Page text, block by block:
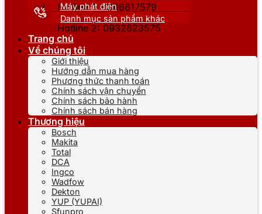
Hotline 1: 0866617579
Hotline 2: 0932623575
Máy phát điện
Danh mục sản phẩm khác
Trang chủ
Về chúng tôi
Giới thiệu
Hướng dẫn mua hàng
Phương thức thanh toán
Chính sách vận chuyển
Chính sách bảo hành
Chính sách bán hàng
Thương hiệu
Bosch
Makita
Total
DCA
Ingco
Wadfow
Dekton
YUP (YUPAI)
Sfunpro